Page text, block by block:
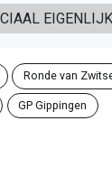
EIGENLIJK
Ronde van
GP Gippingen